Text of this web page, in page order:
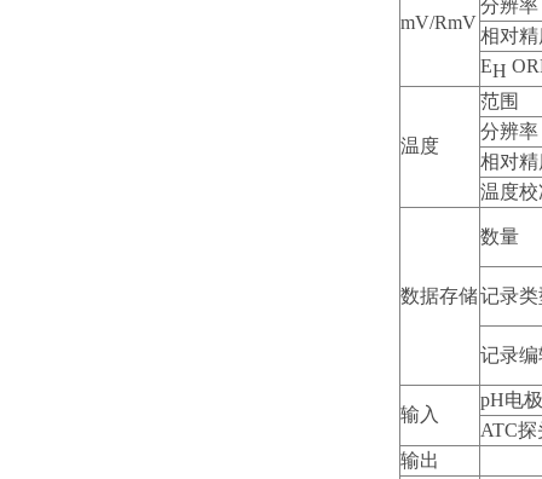
mV/RmV
分辨率
相对精
EH
温度
范围
分辨率
相对精
温度
数据存储
数量
记录类
记录编
输入
pH电极
ATC探
输出